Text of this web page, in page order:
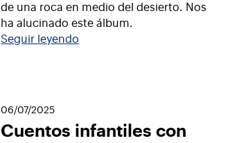
de una roca en medio del desierto. Nos
ha alucinado este álbum.
Seguir leyendo
06/07/2025
Cuentos infantiles con